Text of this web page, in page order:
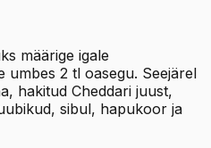
määrige igale
2 tl oasegu. Seejärel
hakitud Cheddari juust,
sibul, hapukoor ja